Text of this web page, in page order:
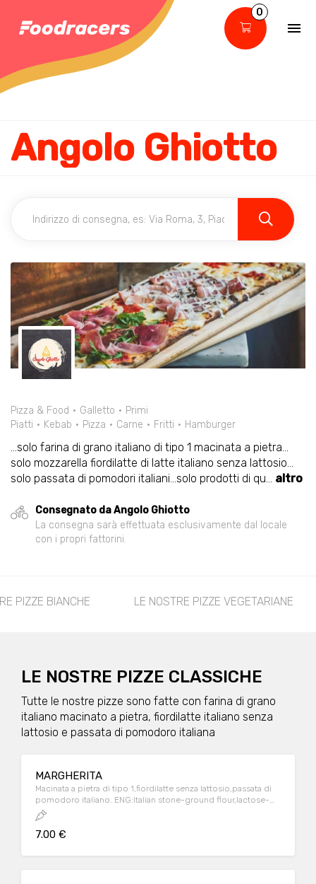
0
Angolo Ghiotto
Pizza & Food Galletto
Primi
Piatti
Kebab Pizza Carne Fritti Hamburger
...solo farina di grano italiano di tipo 1 macinata a pietra...
solo mozzarella fiordilatte di latte italiano senza lattosio...
solo passata di pomodori italiani...solo prodotti di qu... altro
Consegnato da Angolo Ghiotto
La consegna sarà effettuata esclusivamente dal locale
con i propri fattorini.
PIZZE BIANCHE LE NOSTRE PIZZE VEGETARIANE
LE NOSTRE PIZZE CLASSICHE
Tutte le nostre pizze sono fatte con farina di grano
italiano macinato a pietra, fiordilatte italiano senza
lattosio e passata di pomodoro italiana
MARGHERITA
Macinata a pietra di tipo 1,fiordilatte senza lattosio,passata di
pomodoro italiano. ENG:Italian stone-ground flour,lactose-
free italian milk mozzarella,italian tomatoes souce
7.00 €